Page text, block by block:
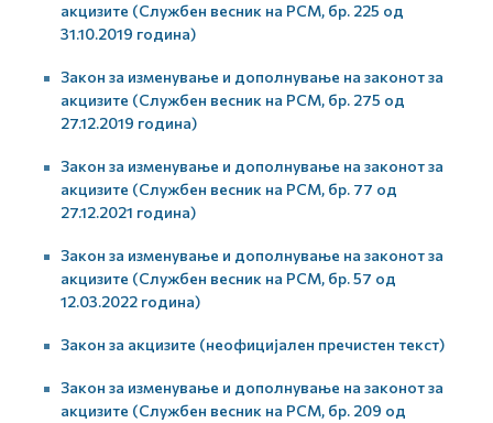
Е-Весникакцизите (Службен весник на РСМ, бр. 225 од
31.10.2019 година)
Закон за изменување и дополнување на законот за
акцизите (Службен весник на РСМ, бр. 275 од
27.12.2019 година)
Закон за изменување и дополнување на законот за
акцизите (Службен весник на РСМ, бр. 77 од
27.12.2021 година)
Закон за изменување и дополнување на законот за
акцизите (Службен весник на РСМ, бр. 57 од
12.03.2022 година)
Закон за акцизите (неофицијален пречистен текст)
Закон за изменување и дополнување на законот за
акцизите (Службен весник на РСМ, бр. 209 од